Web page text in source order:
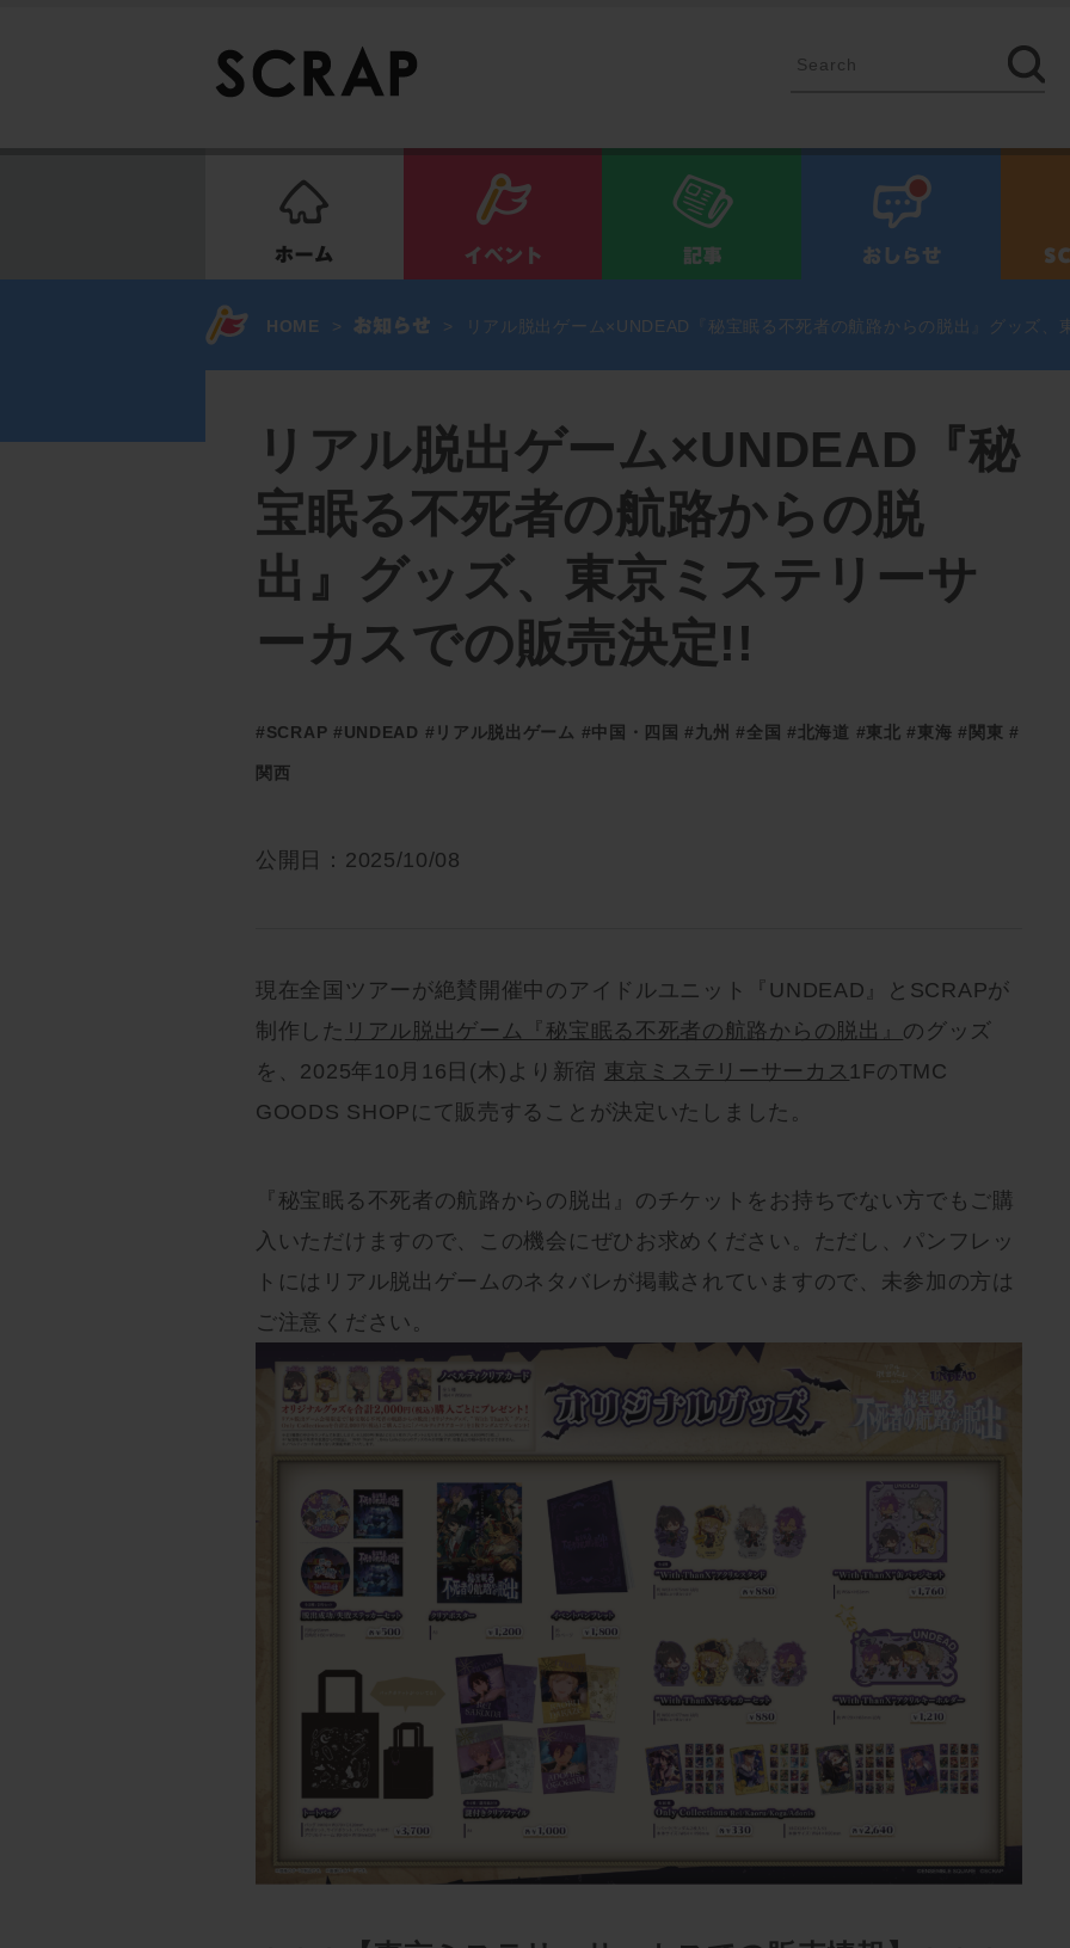
HOME > > リアル脱出ゲーム×UNDEAD『秘宝眠る不死者の航路からの脱出』グッズ
リアル脱出ゲーム×UNDEAD『秘
宝眠る不死者の航路からの脱
出』グッズ、東京ミステリーサ
ーカスでの販売決定!!
#SCRAP #UNDEAD #リアル脱出ゲーム #中国・四国 #九州 #全国 #北海道 #東北 #東海 #関東 #
関西
公開日：2025/10/08
現在全国ツアーが絶賛開催中のアイドルユニット『UNDEAD』とSCRAPが
制作した リアル脱出ゲーム『秘宝眠る不死者の航路からの脱出』 のグッズ
を、2025年10月16日(木)より新宿 東京ミステリーサーカス 1FのTMC
GOODS SHOPにて販売することが決定いたしました。
『秘宝眠る不死者の航路からの脱出』のチケットをお持ちでない方でもご購
入いただけますので、この機会にぜひお求めください。ただし、パンフレッ
トにはリアル脱出ゲームのネタバレが掲載されていますので、未参加の方は
ご注意ください。